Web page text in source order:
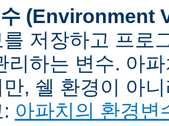
(Environment
를 저장하고 프로
리하는 변수. 아
만, 쉘 환경이 아
아파치의 환경변